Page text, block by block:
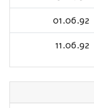
01.06.92
11.06.92